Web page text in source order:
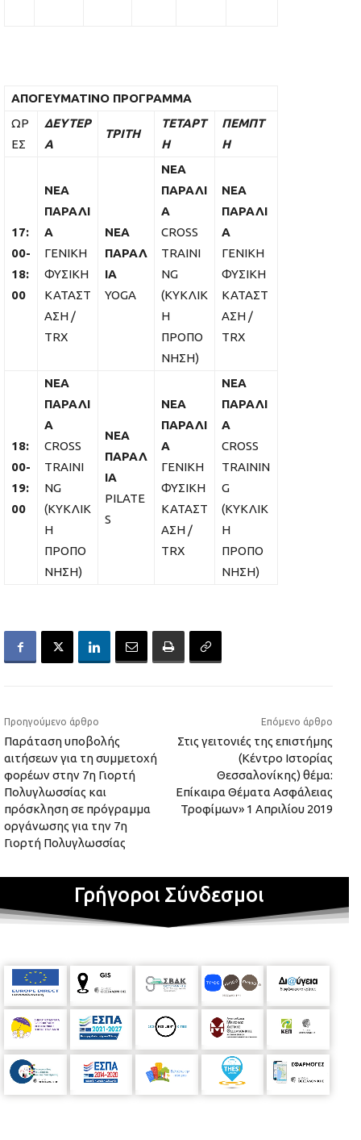
ΑΠΟΓΕΥΜΑΤΙΝΟ ΠΡΟΓΡΑΜΜΑ
ΩΡ
ΕΣ
ΔΕΥΤΕΡ
Α
ΤΡΙΤΗ
ΤΕΤΑΡΤ
Η
ΠΕΜΠΤ
Η
17:
00-
18:
00
ΝΕΑ
ΠΑΡΑΛΙ
Α
ΓΕΝΙΚΗ
ΦΥΣΙΚΗ
ΚΑΤΑΣΤ
ΑΣΗ /
TRX
ΝΕΑ
ΠΑΡΑΛ
ΙΑ
YOGA
ΝΕΑ
ΠΑΡΑΛΙ
Α
CROSS
TRAINI
NG
(ΚΥΚΛΙΚ
Η
ΠΡΟΠΟ
ΝΗΣΗ)
ΝΕΑ
ΠΑΡΑΛΙ
Α
ΓΕΝΙΚΗ
ΦΥΣΙΚΗ
ΚΑΤΑΣΤ
ΑΣΗ /
TRX
18:
00-
19:
00
ΝΕΑ
ΠΑΡΑΛΙ
Α
CROSS
TRAINI
NG
(ΚΥΚΛΙΚ
Η
ΠΡΟΠΟ
ΝΗΣΗ)
ΝΕΑ
ΠΑΡΑΛ
ΙΑ
PILATE
S
ΝΕΑ
ΠΑΡΑΛΙ
Α
ΓΕΝΙΚΗ
ΦΥΣΙΚΗ
ΚΑΤΑΣΤ
ΑΣΗ /
TRX
ΝΕΑ
ΠΑΡΑΛΙ
Α
CROSS
TRAININ
G
(ΚΥΚΛΙΚ
Η
ΠΡΟΠΟ
ΝΗΣΗ)
Προηγούμενο άρθρο
Παράταση υποβολής
αιτήσεων για τη συμμετοχή
φορέων στην 7η Γιορτή
Πολυγλωσσίας και
πρόσκληση σε πρόγραμμα
οργάνωσης για την 7η
Γιορτή Πολυγλωσσίας
Επόμενο άρθρο
Στις γειτονιές της επιστήμης
(Κέντρο Ιστορίας
Θεσσαλονίκης) θέμα:
Επίκαιρα Θέματα Ασφάλειας
Τροφίμων» 1 Απριλίου 2019
Γρήγοροι Σύνδεσμοι